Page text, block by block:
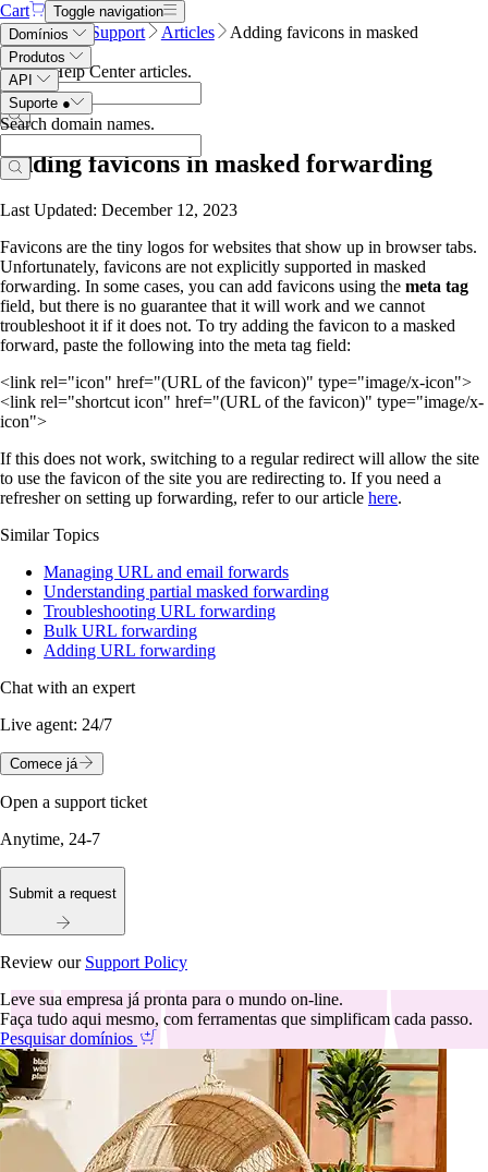
Cart
Toggle navigation
Domínios
Produtos
API
Suporte ●
Search domain names.
Name.com Support Articles
Adding favicons in masked
forwarding
Search Help Center articles.
Adding favicons in masked forwarding
Last Updated: December 12, 2023
Favicons are the tiny logos for websites that show up in browser tabs.
Unfortunately, favicons are not explicitly supported in masked
forwarding. In some cases, you can add favicons using the meta tag
field, but there is no guarantee that it will work and we cannot
troubleshoot it if it does not. To try adding the favicon to a masked
forward, paste the following into the meta tag field:
<link rel="icon" href="(URL of the favicon)" type="image/x-icon">
<link rel="shortcut icon" href="(URL of the favicon)" type="image/x-
icon">
If this does not work, switching to a regular redirect will allow the site
to use the favicon of the site you are redirecting to. If you need a
refresher on setting up forwarding, refer to our article here.
Similar Topics
Managing URL and email forwards
Understanding partial masked forwarding
Troubleshooting URL forwarding
Bulk URL forwarding
Adding URL forwarding
Chat with an expert
Live agent: 24/7
Comece já
Open a support ticket
Anytime, 24-7
Submit a request
Review our Support Policy
Leve sua empresa já pronta para o mundo on-line.
Faça tudo aqui mesmo, com ferramentas que simplificam cada passo.
Pesquisar domínios